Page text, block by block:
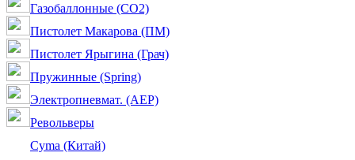
Газобаллонные (CO2)
Пистолет Макарова (ПМ)
Пистолет Ярыгина (Грач)
Пружинные (Spring)
Электропневмат. (AEP)
Револьверы
Cyma (Китай)